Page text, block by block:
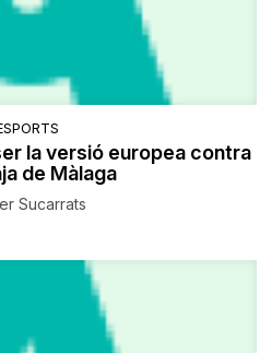
la versió europea contra
de Màlaga
Sucarrats